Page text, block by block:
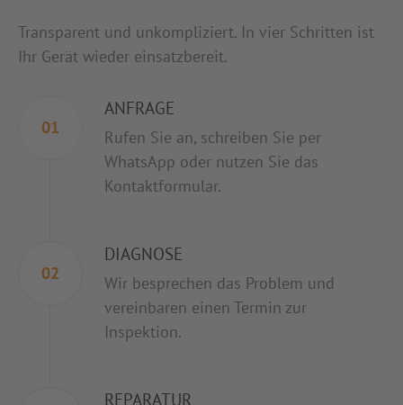
Transparent und unkompliziert. In vier Schritten ist
Ihr Gerät wieder einsatzbereit.
01
ANFRAGE
Rufen Sie an, schreiben Sie per
WhatsApp oder nutzen Sie das
Kontaktformular.
02
DIAGNOSE
Wir besprechen das Problem und
vereinbaren einen Termin zur
Inspektion.
REPARATUR